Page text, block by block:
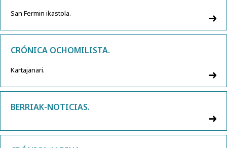
San Fermin ikastola.
CRÓNICA OCHOMILISTA.
Kartajanari.
BERRIAK-NOTICIAS.